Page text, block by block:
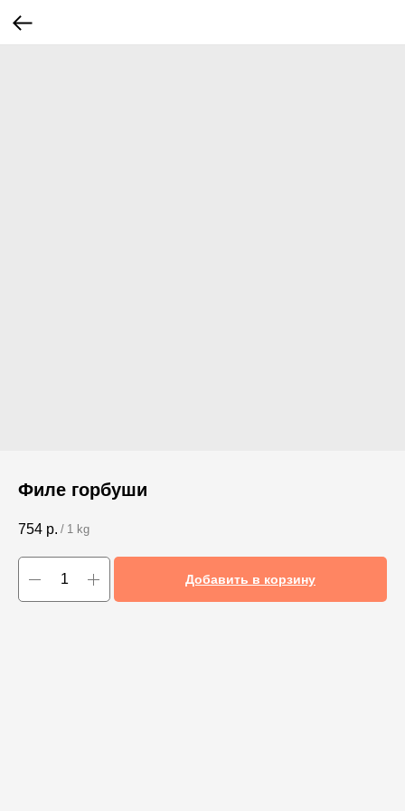
Филе горбуши
754 р. / 1 kg
Добавить в корзину